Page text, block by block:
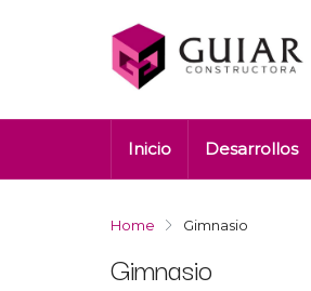
Inicio Desarrollos
Home Gimnasio
Gimnasio